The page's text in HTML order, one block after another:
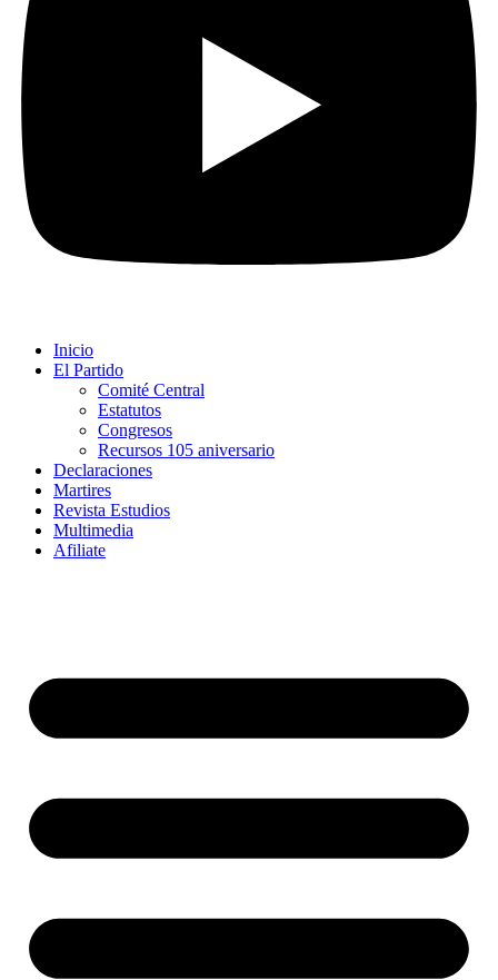
Inicio
El Partido
Comité Central
Estatutos
Congresos
Recursos 105 aniversario
Declaraciones
Martires
Revista Estudios
Multimedia
Afiliate